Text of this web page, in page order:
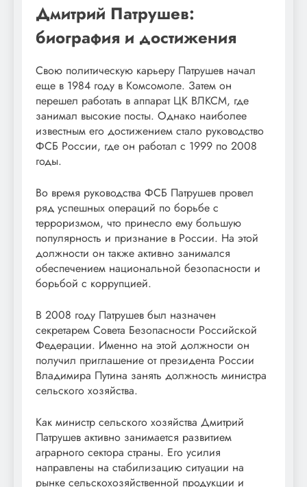
Дмитрий Патрушев:
биография и достижения
Свою политическую карьеру Патрушев начал
еще в 1984 году в Комсомоле. Затем он
перешел работать в аппарат ЦК ВЛКСМ, где
занимал высокие посты. Однако наиболее
известным его достижением стало руководство
ФСБ России, где он работал с 1999 по 2008
годы.
Во время руководства ФСБ Патрушев провел
ряд успешных операций по борьбе с
терроризмом, что принесло ему большую
популярность и признание в России. На этой
должности он также активно занимался
обеспечением национальной безопасности и
борьбой с коррупцией.
В 2008 году Патрушев был назначен
секретарем Совета Безопасности Российской
Федерации. Именно на этой должности он
получил приглашение от президента России
Владимира Путина занять должность министра
сельского хозяйства.
Как министр сельского хозяйства Дмитрий
Патрушев активно занимается развитием
аграрного сектора страны. Его усилия
направлены на стабилизацию ситуации на
рынке сельскохозяйственной продукции и